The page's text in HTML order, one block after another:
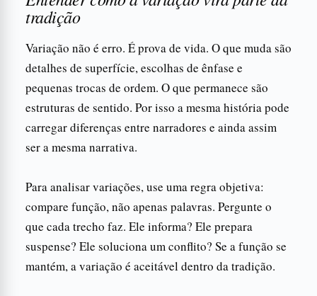
tradição
Variação não é erro. É prova de vida. O que muda são
detalhes de superfície, escolhas de ênfase e
pequenas trocas de ordem. O que permanece são
estruturas de sentido. Por isso a mesma história pode
carregar diferenças entre narradores e ainda assim
ser a mesma narrativa.
Para analisar variações, use uma regra objetiva:
compare função, não apenas palavras. Pergunte o
que cada trecho faz. Ele informa? Ele prepara
suspense? Ele soluciona um conflito? Se a função se
mantém, a variação é aceitável dentro da tradição.